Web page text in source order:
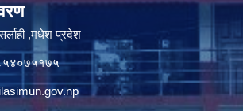
,मधेश प्रदेश